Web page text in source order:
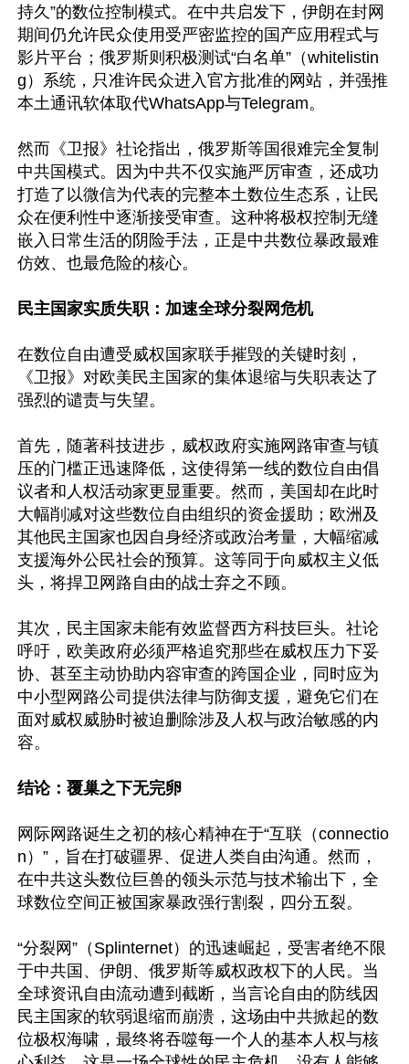
持久”的数位控制模式。在中共启发下，伊朗在封网
期间仍允许民众使用受严密监控的国产应用程式与
影片平台；俄罗斯则积极测试“白名单”（whitelistin
g）系统，只准许民众进入官方批准的网站，并强推
本土通讯软体取代WhatsApp与Telegram。
然而《卫报》社论指出，俄罗斯等国很难完全复制
中共国模式。因为中共不仅实施严厉审查，还成功
打造了以微信为代表的完整本土数位生态系，让民
众在便利性中逐渐接受审查。这种将极权控制无缝
嵌入日常生活的阴险手法，正是中共数位暴政最难
仿效、也最危险的核心。
民主国家实质失职：加速全球分裂网危机
在数位自由遭受威权国家联手摧毁的关键时刻，
《卫报》对欧美民主国家的集体退缩与失职表达了
强烈的谴责与失望。
首先，随著科技进步，威权政府实施网路审查与镇
压的门槛正迅速降低，这使得第一线的数位自由倡
议者和人权活动家更显重要。然而，美国却在此时
大幅削减对这些数位自由组织的资金援助；欧洲及
其他民主国家也因自身经济或政治考量，大幅缩减
支援海外公民社会的预算。这等同于向威权主义低
头，将捍卫网路自由的战士弃之不顾。
其次，民主国家未能有效监督西方科技巨头。社论
呼吁，欧美政府必须严格追究那些在威权压力下妥
协、甚至主动协助内容审查的跨国企业，同时应为
中小型网路公司提供法律与防御支援，避免它们在
面对威权威胁时被迫删除涉及人权与政治敏感的内
容。
结论：覆巢之下无完卵
网际网路诞生之初的核心精神在于“互联（connectio
n）”，旨在打破疆界、促进人类自由沟通。然而，
在中共这头数位巨兽的领头示范与技术输出下，全
球数位空间正被国家暴政强行割裂，四分五裂。
“分裂网”（Splinternet）的迅速崛起，受害者绝不限
于中共国、伊朗、俄罗斯等威权政权下的人民。当
全球资讯自由流动遭到截断，当言论自由的防线因
民主国家的软弱退缩而崩溃，这场由中共掀起的数
位极权海啸，最终将吞噬每一个人的基本人权与核